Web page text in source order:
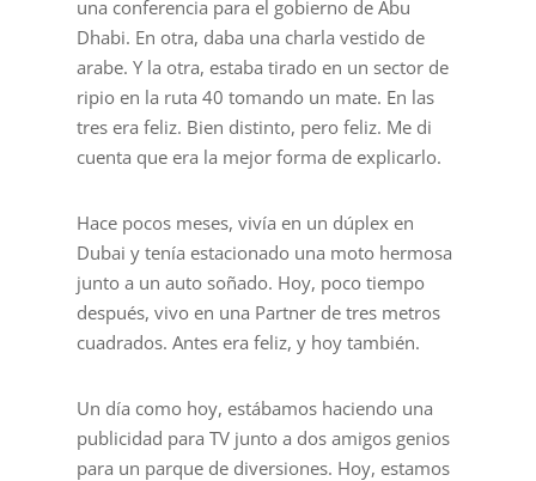
una conferencia para el gobierno de Abu
Dhabi. En otra, daba una charla vestido de
arabe. Y la otra, estaba tirado en un sector de
ripio en la ruta 40 tomando un mate. En las
tres era feliz. Bien distinto, pero feliz. Me di
cuenta que era la mejor forma de explicarlo.
Hace pocos meses, vivía en un dúplex en
Dubai y tenía estacionado una moto hermosa
junto a un auto soñado. Hoy, poco tiempo
después, vivo en una Partner de tres metros
cuadrados. Antes era feliz, y hoy también.
Un día como hoy, estábamos haciendo una
publicidad para TV junto a dos amigos genios
para un parque de diversiones. Hoy, estamos